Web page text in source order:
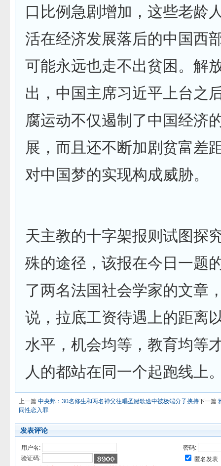
口比例急剧增加，这些老龄
活在经济发展落后的中国西
可能永远也走不出贫困。解
出，中国主席习近平上台之
腐运动不仅遏制了中国经济
展，而且还不断加剧贫富差
对中国梦的实现构成威胁。
天主教的十字架报则试图探
殊的途径，该报在今日一题
了两名法国社会学家的文章
说，拉底工资待遇上的距离
水平，机会均等，教育均等
人的都站在同一个起跑线上
上一篇:中央邦：30名修生和两名神父往唱圣诞歌途中被极端分子挟持下一篇:
同性恋入罪
发表评论
用户名:
密码:
验证码:
匿名发表